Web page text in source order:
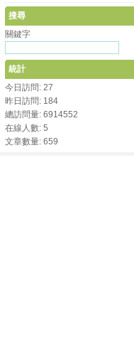
搜尋
關鍵字
統計
今日訪問: 27
昨日訪問: 184
總訪問量: 6914552
在線人數: 5
文章數量: 659